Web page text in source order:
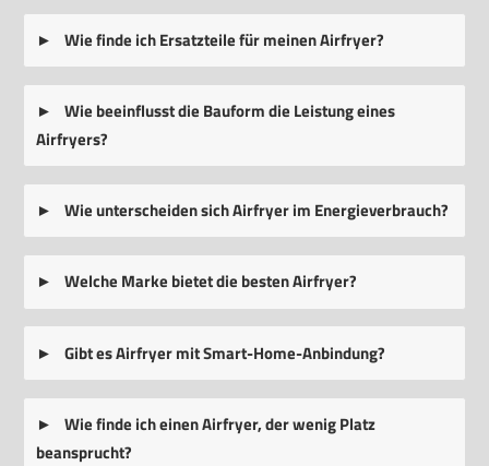
Wie finde ich Ersatzteile für meinen Airfryer?
Wie beeinflusst die Bauform die Leistung eines
Airfryers?
Wie unterscheiden sich Airfryer im Energieverbrauch?
Welche Marke bietet die besten Airfryer?
Gibt es Airfryer mit Smart-Home-Anbindung?
Wie finde ich einen Airfryer, der wenig Platz
beansprucht?